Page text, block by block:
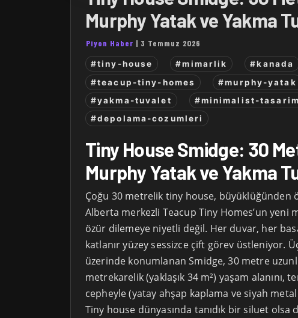
Murphy Yatak ve Yakma
Piyon Haber | 3 Temmuz 2026
#tiny-house #mimarlik
#kanada
#teacup-tiny-homes
#murphy-yatak
#yakma-tuvalet
#minimalist-tasarim
#depolama-cozumleri
Tiny House Smidge: 30
Murphy Yatak ve Yakma
Çoğu 30 metrelik tiny house, büyüklüğünden
Alberta merkezli Teacup Tiny Homes’un yeni
özür dilemeye niyetli değil. Her duvar, her
katlanır yüzey sessizce çift görev üstleniyor.
üzerinde konumlanan Smidge, 30 metre
metrekarelik (yaklaşık 34 m²) yaşam alanını,
cepheyle (yatay ahşap kaplama ve siyah
Tiny house dünyasında tanıdık bir siluet olsa